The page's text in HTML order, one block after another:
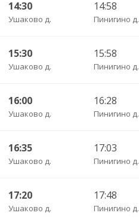
14:30
Ушаково д.
14:58
Пинигино д.
15:30
Ушаково д.
15:58
Пинигино д.
16:00
Ушаково д.
16:28
Пинигино д.
16:35
Ушаково д.
17:03
Пинигино д.
17:20
Ушаково д.
17:48
Пинигино д.